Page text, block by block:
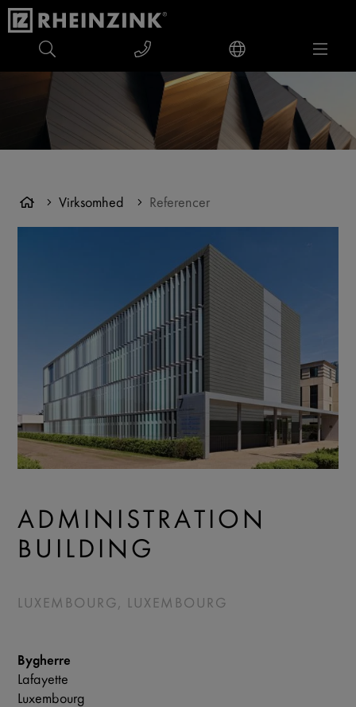
Virksomhed Referencer
ADMINISTRATION
BUILDING
LUXEMBOURG, LUXEMBOURG
Bygherre
Lafayette
Luxembourg